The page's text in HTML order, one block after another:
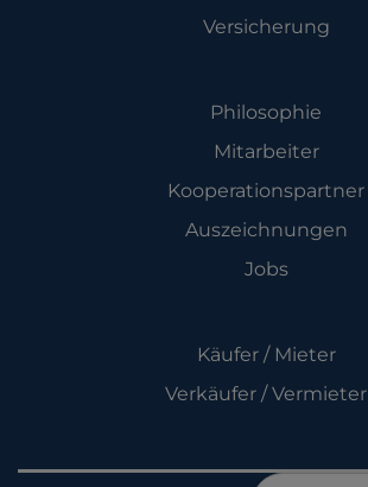
Versicherung
Philosophie
Mitarbeiter
Kooperationspartner
Auszeichnungen
Jobs
Käufer / Mieter
Verkäufer / Vermieter